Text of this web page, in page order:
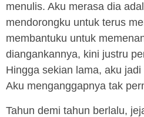
menulis. Aku merasa dia
mendorongku untuk terus
membantuku untuk
diangankannya, kini justru
Hingga sekian lama, aku
Aku menganggapnya tak
Tahun demi tahun berlalu,